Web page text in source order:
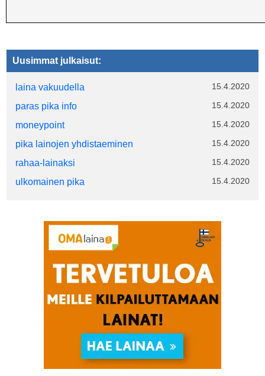
Uusimmat julkaisut:
laina vakuudella 15.4.2020
paras pika info 15.4.2020
moneypoint 15.4.2020
pika lainojen yhdistaeminen 15.4.2020
rahaa-lainaksi 15.4.2020
ulkomainen pika 15.4.2020